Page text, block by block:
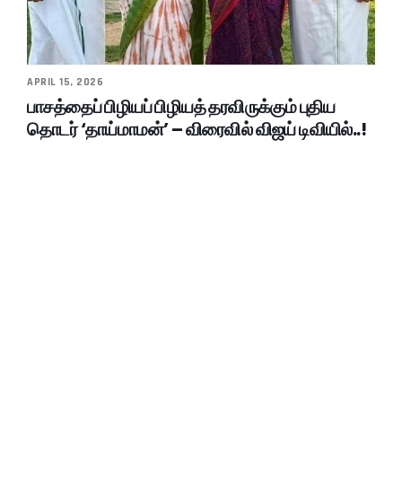
APRIL 15, 2026
பாசத்தைப் பிழியப் பிழியத் தரவிருக்கும் புதிய
தொடர் ‘தாய்மாமன்’ – விரைவில் விஜய் டிவியில்..!